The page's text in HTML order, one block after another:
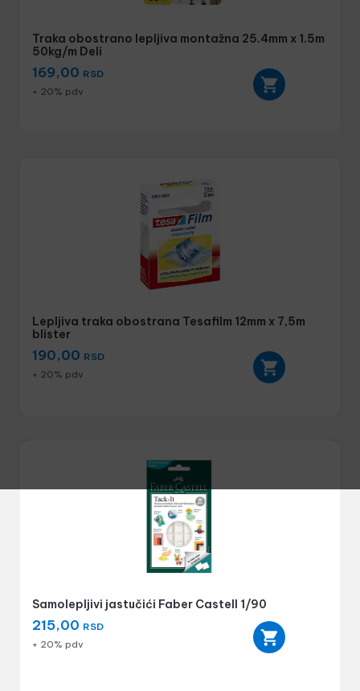
Traka obostrano lepljiva montažna 25.4mm x 1.5m
50kg/m Deli
169,00 RSD
+ 20% pdv
Lepljiva traka obostrana Tesafilm 12mm x 7,5m
blister
190,00 RSD
+ 20% pdv
Samolepljivi jastučići Faber Castell 1/90
215,00 RSD
+ 20% pdv